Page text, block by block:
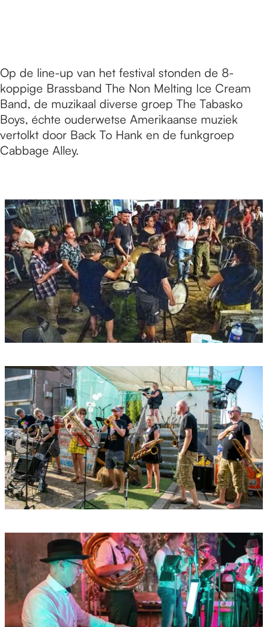
Op de line-up van het festival stonden de 8-
koppige Brassband The Non Melting Ice Cream
Band, de muzikaal diverse groep The Tabasko
Boys, échte ouderwetse Amerikaanse muziek
vertolkt door Back To Hank en de funkgroep
Cabbage Alley.